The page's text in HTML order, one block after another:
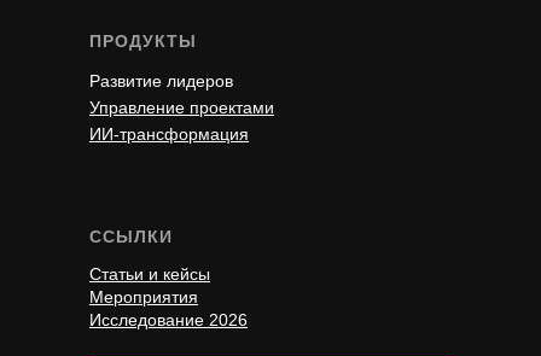
ПРОДУКТЫ
Развитие лидеров
Управление проектами
ИИ-трансформация
ССЫЛКИ
Статьи и кейсы
Мероприятия
Исследование 2026